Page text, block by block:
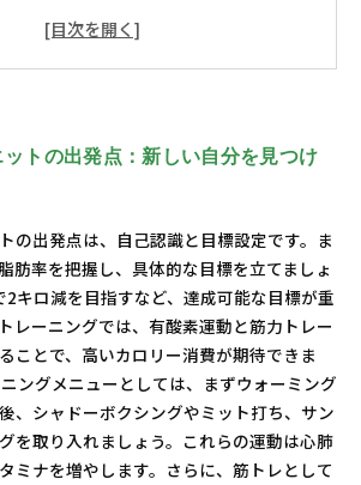
ーニングの魅力：有酸素運動と筋力を
き！ボクシングで理想の体型を目指そ
クシングダイエットで人生を変える方
トの出発点：新しい自分を見つけ
の出発点は、自己認識と目標設定です。ま
肪率を把握し、具体的な目標を立てましょ
2キロ減を目指すなど、達成可能な目標が重
レーニングでは、有酸素運動と筋力トレー
ことで、高いカロリー消費が期待できま
ングメニューとしては、まずウォーミング
、シャドーボクシングやミット打ち、サン
を取り入れましょう。これらの運動は心肺
ミナを増やします。さらに、筋トレとして